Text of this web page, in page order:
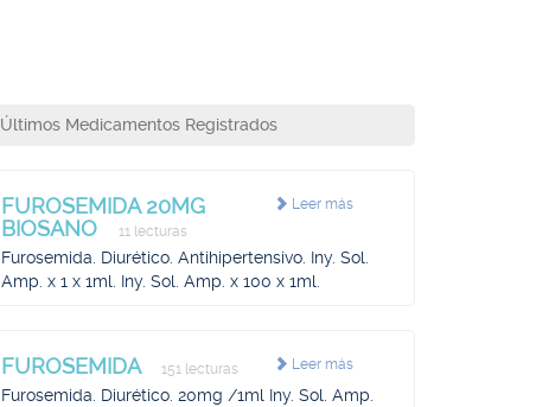
Últimos Medicamentos Registrados
Leer más
FUROSEMIDA 20MG
BIOSANO
11 lecturas
Furosemida. Diurético. Antihipertensivo. Iny. Sol.
Amp. x 1 x 1ml. Iny. Sol. Amp. x 100 x 1ml.
Leer más
FUROSEMIDA 151 lecturas
Furosemida. Diurético. 20mg /1ml Iny. Sol. Amp.